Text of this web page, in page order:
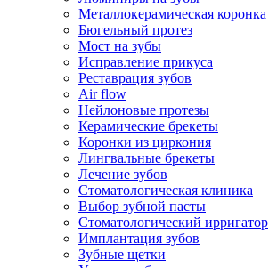
Металлокерамическая коронка
Бюгельный протез
Мост на зубы
Исправление прикуса
Реставрация зубов
Air flow
Нейлоновые протезы
Керамические брекеты
Коронки из циркония
Лингвальные брекеты
Лечение зубов
Стоматологическая клиника
Выбор зубной пасты
Стоматологический ирригатор
Имплантация зубов
Зубные щетки